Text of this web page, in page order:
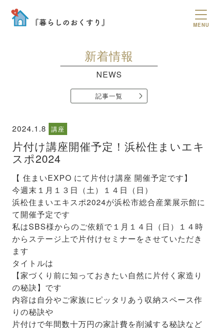
MENU
新着情報
NEWS
記事一覧
2024.1.8 講座
片付け講座開催予定！浜松住まいエキ
スポ2024
【 住まいEXPO にて片付け講座 開催予定です】
今週末１月１３日（土）１４日（日）
浜松住まいエキスポ2024が浜松市総合産業展示館に
て開催予定です
私はSBS様からのご依頼で１月１４日（日）１４時
からステージ上で片付けセミナーをさせていただき
ます
タイトルは
【家づくり前に知っておきたい自然に片付く家造り
の秘訣】です
内容は自分やご家族にピッタリあう収納スペース作
りの秘訣や
片付けで年間数十万円の家計費を削減する秘訣など